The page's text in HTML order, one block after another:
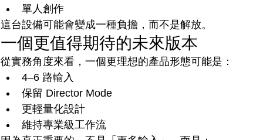
單人創作
這台設備可能會變成一種負擔，而不是解放。
一個更值得期待的未來版本
從實務角度來看，一個更理想的產品形態可能是：
4–6 路輸入
保留 Director Mode
更輕量化設計
維持專業級工作流